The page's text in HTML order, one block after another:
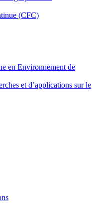
(CFC)
en Environnement de
et d’applications sur le